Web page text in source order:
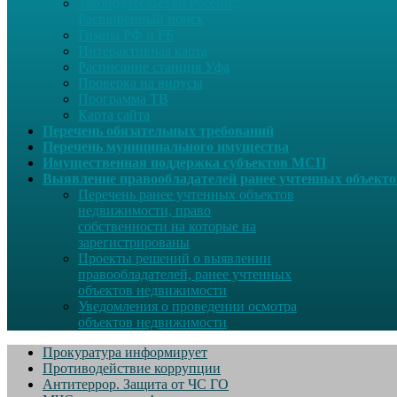
Расписание станция Уфа
Проверка на вирусы
Программа ТВ
Карта сайта
Перечень обязательных требований
Перечень муниципального имущества
Имущественная поддержка субъектов МСП
Выявление правообладателей ранее учтенных
Перечень ранее учтенных объектов
недвижимости, право
собственности на которые на
зарегистрированы
Проекты решений о выявлении
правообладателей, ранее учтенных
объектов недвижимости
Уведомления о проведении осмотра
объектов недвижимости
Прокуратура информирует
Противодействие коррупции
Антитеррор. Защита от ЧС ГО